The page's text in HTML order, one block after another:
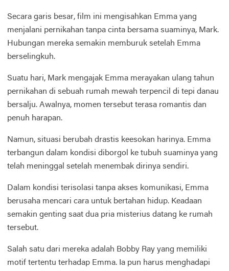
Secara garis besar, film ini mengisahkan Emma yang
menjalani pernikahan tanpa cinta bersama suaminya, Mark.
Hubungan mereka semakin memburuk setelah Emma
berselingkuh.
Suatu hari, Mark mengajak Emma merayakan ulang tahun
pernikahan di sebuah rumah mewah terpencil di tepi danau
bersalju. Awalnya, momen tersebut terasa romantis dan
penuh harapan.
Namun, situasi berubah drastis keesokan harinya. Emma
terbangun dalam kondisi diborgol ke tubuh suaminya yang
telah meninggal setelah menembak dirinya sendiri.
Dalam kondisi terisolasi tanpa akses komunikasi, Emma
berusaha mencari cara untuk bertahan hidup. Keadaan
semakin genting saat dua pria misterius datang ke rumah
tersebut.
Salah satu dari mereka adalah Bobby Ray yang memiliki
motif tertentu terhadap Emma. Ia pun harus menghadapi